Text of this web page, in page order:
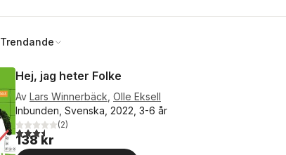
Trendande
Hej, jag heter Folke
Av Lars Winnerbäck Olle Eksell
Inbunden, Svenska, 2022, 3-6 år
3,5utav 5 stjärnor. Totalt antal röster:
(2)
138 kr